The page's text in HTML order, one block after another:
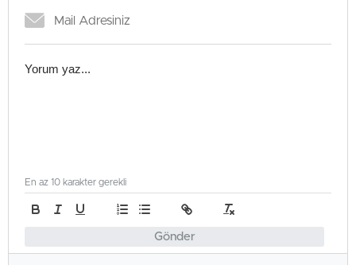
Gönder
En az 10 karakter gerekli